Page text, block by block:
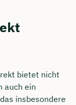
bietet nicht
auch ein
insbesondere